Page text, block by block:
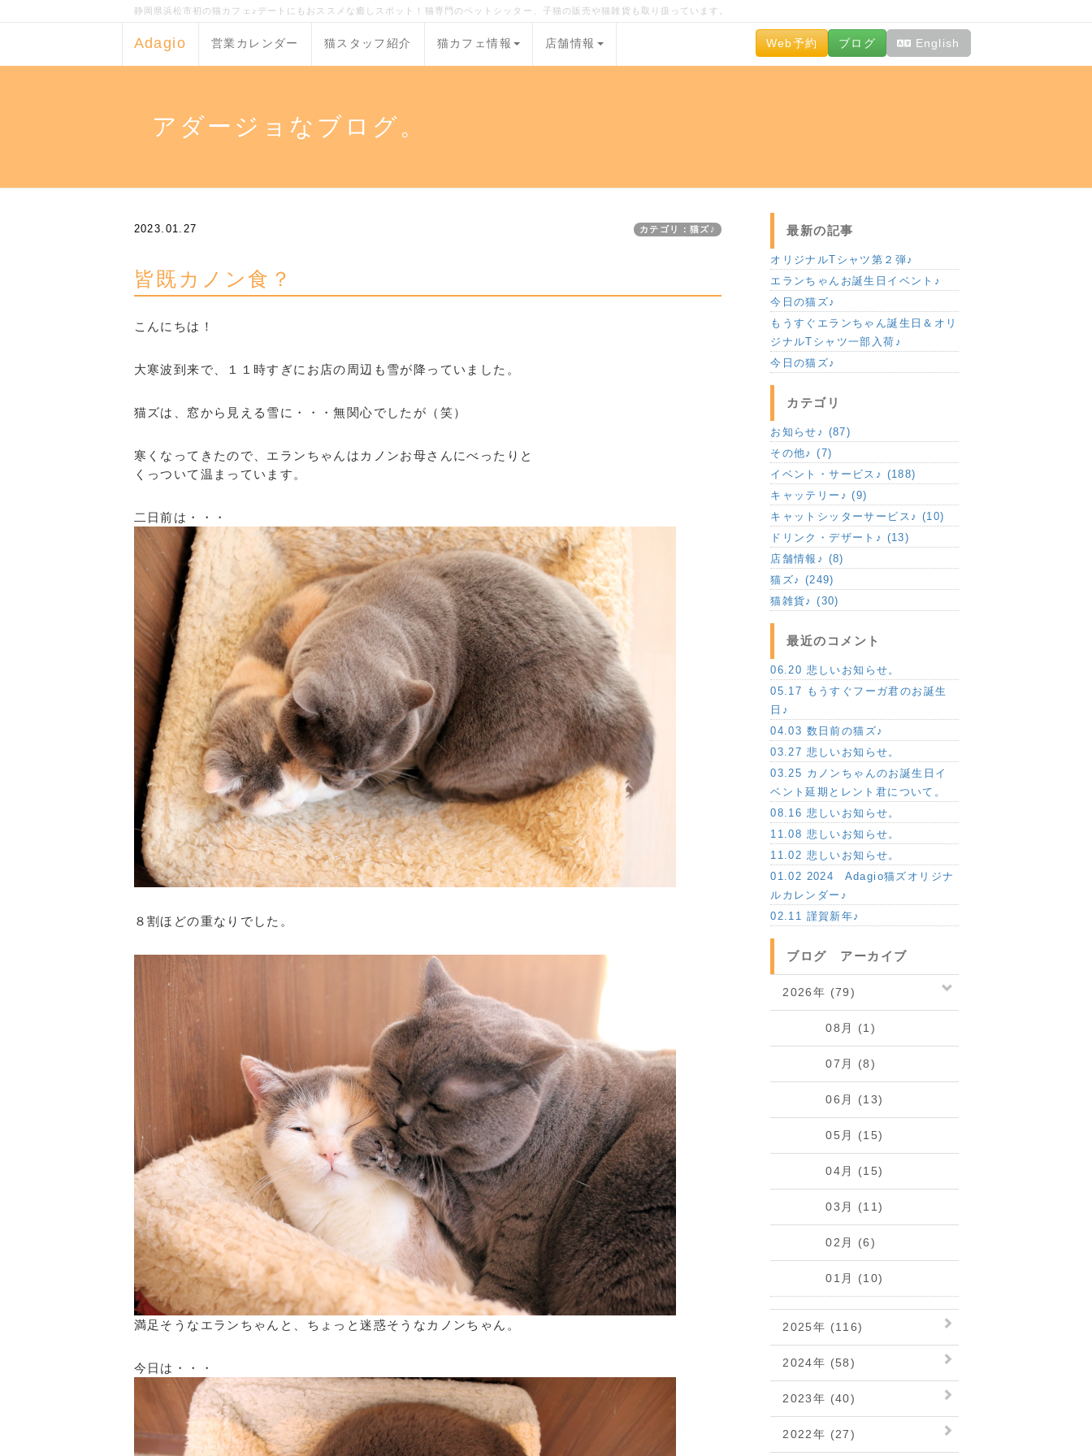
静岡県浜松市初の猫カフェ♪デートにもおススメな癒しスポット！猫専門のペットシッター、子猫の販売や猫雑貨も取り扱っています。
Adagio 営業カレンダー 猫スタッフ紹介 猫カフェ情報 店舗情報 English
ブログ
Web予約
アダージョなブログ。
2023.01.27 カテゴリ：猫ズ♪
皆既カノン食？
こんにちは！
大寒波到来で、１１時すぎにお店の周辺も雪が降っていました。
猫ズは、窓から見える雪に・・・無関心でしたが（笑）
寒くなってきたので、エランちゃんはカノンお母さんにべったりと
くっついて温まっています。
二日前は・・・
８割ほどの重なりでした。
満足そうなエランちゃんと、ちょっと迷惑そうなカノンちゃん。
今日は・・・
最新の記事
オリジナルTシャツ第２弾♪
エランちゃんお誕生日イベント♪
今日の猫ズ♪
もうすぐエランちゃん誕生日＆オリ
ジナルTシャツ一部入荷♪
今日の猫ズ♪
カテゴリ
お知らせ♪ (87)
その他♪ (7)
イベント・サービス♪ (188)
キャッテリー♪ (9)
キャットシッターサービス♪ (10)
ドリンク・デザート♪ (13)
店舗情報♪ (8)
猫ズ♪ (249)
猫雑貨♪ (30)
最近のコメント
06.20 悲しいお知らせ。
05.17 もうすぐフーガ君のお誕生
日♪
04.03 数日前の猫ズ♪
03.27 悲しいお知らせ。
03.25 カノンちゃんのお誕生日イ
ベント延期とレント君について。
08.16 悲しいお知らせ。
11.08 悲しいお知らせ。
11.02 悲しいお知らせ。
01.02 2024 Adagio猫ズオリジナ
ルカレンダー♪
02.11 謹賀新年♪
ブログ アーカイブ
2026年 (79)
08月 (1)
07月 (8)
06月 (13)
05月 (15)
04月 (15)
03月 (11)
02月 (6)
01月 (10)
2025年 (116)
2024年 (58)
2023年 (40)
2022年 (27)